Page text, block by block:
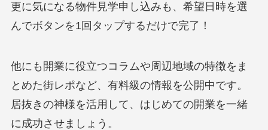
更に気になる物件見学申し込みも、希望日時を選
んでボタンを1回タップするだけで完了！
他にも開業に役立つコラムや周辺地域の特徴をま
とめた街レポなど、有料級の情報を公開中です。
居抜きの神様を活用して、はじめての開業を一緒
に成功させましょう。